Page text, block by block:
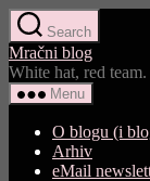
Skip
to
the
content
Search
Mračni blog
White hat, red
Menu
O blogu (i
Arhiv
eMail